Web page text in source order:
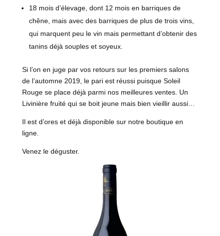
18 mois d’élevage, dont 12 mois en barriques de
chêne, mais avec des barriques de plus de trois vins,
qui marquent peu le vin mais permettant d’obtenir des
tanins déjà souples et soyeux.
Si l’on en juge par vos retours sur les premiers salons
de l’automne 2019, le pari est réussi puisque Soleil
Rouge se place déjà parmi nos meilleures ventes. Un
Livinière fruité qui se boit jeune mais bien vieillir aussi…
Il est d’ores et déjà disponible sur notre boutique en
ligne.
Venez le déguster.